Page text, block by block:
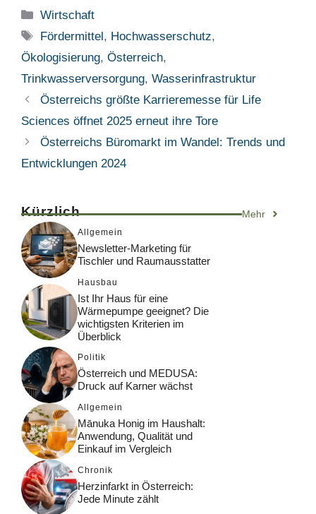
Kategorien
Wirtschaft
Schlagwörter
Fördermittel, Hochwasserschutz,
Ökologisierung, Österreich,
Trinkwasserversorgung, Wasserinfrastruktur
Österreichs größte Karrieremesse für Life
Sciences öffnet 2025 erneut ihre Tore
Österreichs Büromarkt im Wandel: Trends und
Entwicklungen 2024
Kürzlich Mehr
Allgemein
Newsletter-Marketing für
Tischler und Raumausstatter
Hausbau
Ist Ihr Haus für eine
Wärmepumpe geeignet? Die
wichtigsten Kriterien im
Überblick
Politik
Österreich und MEDUSA:
Druck auf Karner wächst
Allgemein
Mānuka Honig im Haushalt:
Anwendung, Qualität und
Einkauf im Vergleich
Chronik
Herzinfarkt in Österreich:
Jede Minute zählt